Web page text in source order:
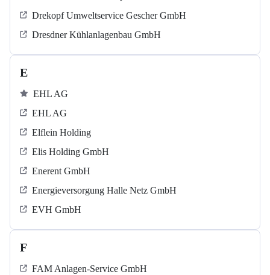
Drekopf Umweltservice Gescher GmbH
Dresdner Kühlanlagenbau GmbH
E
EHL AG
EHL AG
Elflein Holding
Elis Holding GmbH
Enerent GmbH
Energieversorgung Halle Netz GmbH
EVH GmbH
F
FAM Anlagen-Service GmbH